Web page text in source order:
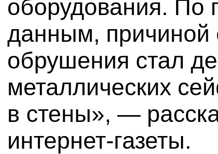
оборудования. По
данным, причиной
обрушения стал
металлических
в стены», —
интернет-газеты.